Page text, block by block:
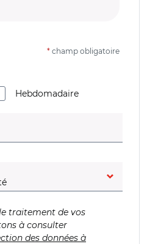
* champ obligatoire
Hebdomadaire
obligatoire)
traitement de vos
à consulter
des données à